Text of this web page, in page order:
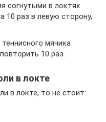
согнутыми в локтях
10 раз в левую сторону,
мячика
10 раз.
в локте
в локте, то не стоит: